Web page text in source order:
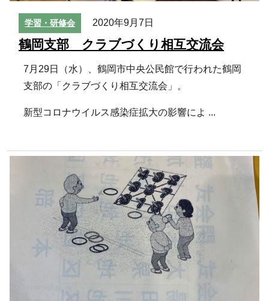
学習・研修会 2020年9月7日
鶴岡支部 クラブづくり相互交流会
7月29日（水）、鶴岡市中央公民館で行われた鶴岡
支部の「クラブづくり相互交流会」。
新型コロナウイルス感染症拡大の影響によ ...